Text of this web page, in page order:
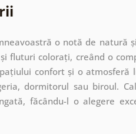
o notă de natură
fluturi colorați, creând o
confort și o atmosferă
dormitorul sau biroul.
făcându-l o alegere